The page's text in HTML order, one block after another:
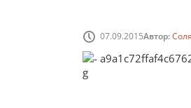
07.09.2015Автор:Соля